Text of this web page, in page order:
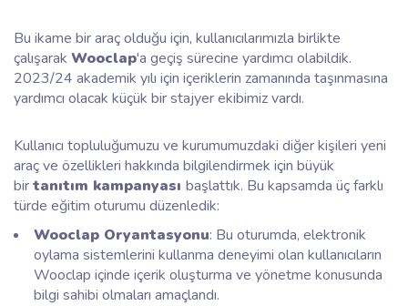
Bu ikame bir araç olduğu için, kullanıcılarımızla birlikte
çalışarak Wooclap'a geçiş sürecine yardımcı olabildik.
2023/24 akademik yılı için içeriklerin zamanında taşınmasına
yardımcı olacak küçük bir stajyer ekibimiz vardı.
Kullanıcı topluluğumuzu ve kurumumuzdaki diğer kişileri yeni
araç ve özellikleri hakkında bilgilendirmek için büyük
birtanıtım kampanyası başlattık. Bu kapsamda üç farklı
türde eğitim oturumu düzenledik:
Wooclap Oryantasyonu: Bu oturumda, elektronik
oylama sistemlerini kullanma deneyimi olan kullanıcıların
Wooclap içinde içerik oluşturma ve yönetme konusunda
bilgi sahibi olmaları amaçlandı.